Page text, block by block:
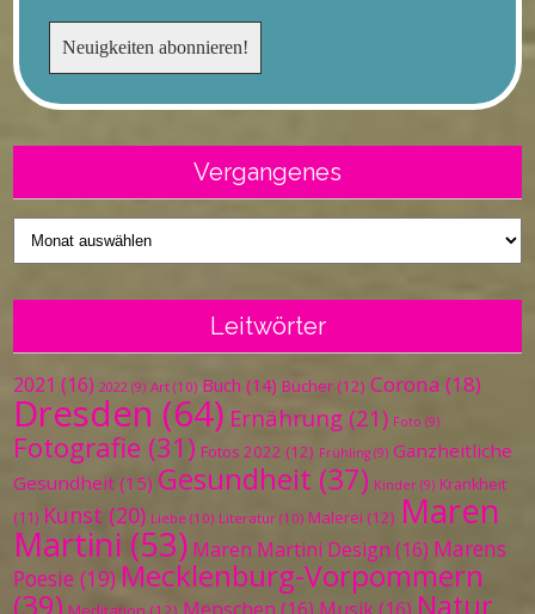
Vergangenes
Vergangenes
Leitwörter
2021 (16) 2022 (9) Art (10) Buch (14) Bücher (12) Corona (18)
Dresden (64) Ernährung (21) Foto (9)
Fotografie (31) Fotos 2022 (12) Frühling (9) Ganzheitliche
Gesundheit (15) Gesundheit (37) Kinder (9) Krankheit
(11) Kunst (20) Liebe (10) Literatur (10) Malerei (12) Maren
Martini (53) Maren Martini Design (16) Marens
Poesie (19) Mecklenburg-Vorpommern
(39) Natur